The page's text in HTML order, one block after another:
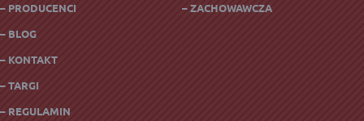
– PRODUCENCI
– BLOG
– KONTAKT
– TARGI
– REGULAMIN
– ZACHOWAWCZA